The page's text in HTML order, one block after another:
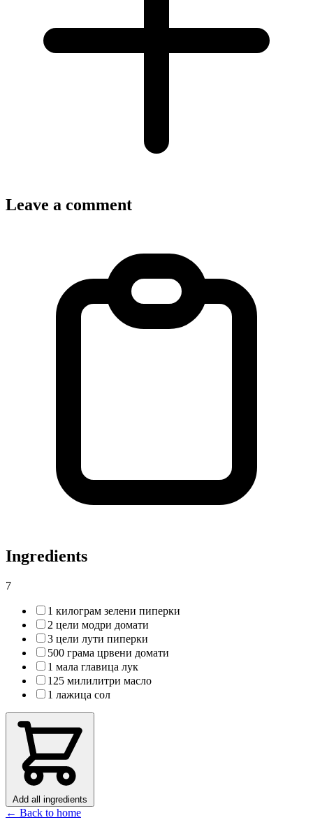
Leave a comment
Ingredients
7
1 килограм зелени пиперки
2 цели модри домати
3 цели лути пиперки
500 грама црвени домати
1 мала главица лук
125 милилитри масло
1 лажица сол
Add all ingredients
← Back to home